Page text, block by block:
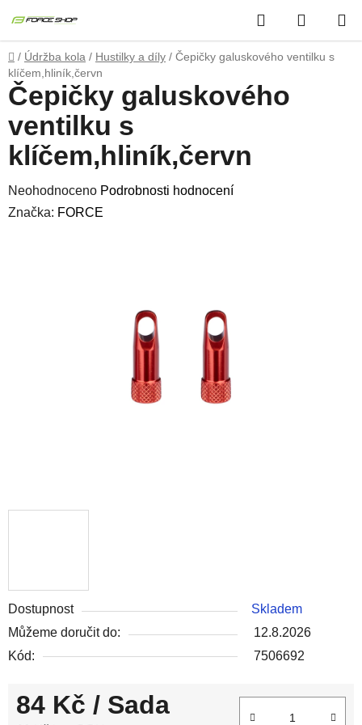
na
obsah
Hledat
KOŠÍK
Domů
/ Údržba kola / Hustilky a díly / Čepičky galuskového ventilku s
klíčem,hliník,červn
Dostupnost
Skladem
Můžeme doručit do:
12.8.2026
Kód:
7506692
84 Kč / Sada
Čepičky galuskového
ventilku s
klíčem,hliník,červn
Průměrné
hodnocení
Neohodnoceno Podrobnosti hodnocení
Značka: FORCE